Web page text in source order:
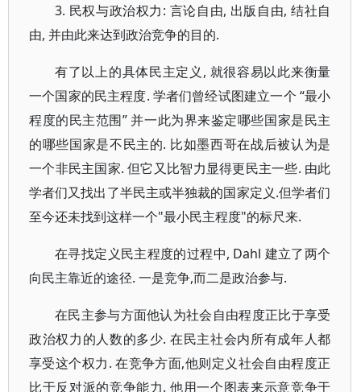
3. 民权与政治权力: 言论自由, 出版自由, 结社自
由, 并由此来达到政治竞争的目的.
有了以上的具体民主定义, 就很容易以此来衡量
一个国家的民主程度. 学者们曾经试图建立一个 “最小
程度的民主范围” 并一此为界来鉴定哪些国家是民主
的哪些国家是不民主的. 比如墨西哥在战后被认为是
一个非民主国家. 但它又比智力显得更民主一些. 由此
学者们又找出了半民主或半独裁的国家定义.但学者们
至今还未找到这样一个"最小民主程度"的标尺来.
在寻找定义民主程度的过程中, Dahl 建立了两个
向民主靠近的途径. 一是竞争,而二是政治参与.
在民主参与方面他认为社会自由程度正比于享受
政治权力的人数的多少. 在民主社会内所有成年人都
享受这个权力. 在竞争方面,他则定义社会自由程度正
比于反对派的竞争能力. 他用一个图表来示意竞争于